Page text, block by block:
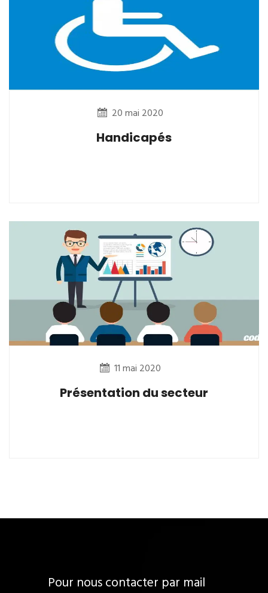
20 mai 2020
Handicapés
11 mai 2020
Présentation du secteur
Pour nous contacter par mail